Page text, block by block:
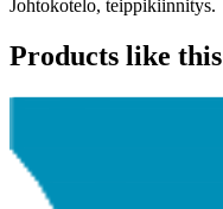
Johtokotelo, teippikiinnitys.
Products like this